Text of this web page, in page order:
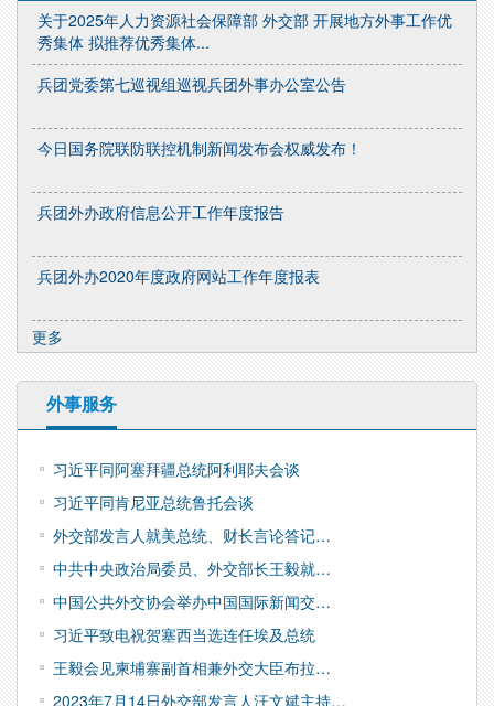
关于2025年人力资源社会保障部 外交部 开展地方外事工作优
秀集体 拟推荐优秀集体...
兵团党委第七巡视组巡视兵团外事办公室公告
今日国务院联防联控机制新闻发布会权威发布！
兵团外办政府信息公开工作年度报告
兵团外办2020年度政府网站工作年度报表
更多
外事服务
习近平同阿塞拜疆总统阿利耶夫会谈
习近平同肯尼亚总统鲁托会谈
外交部发言人就美总统、财长言论答记…
中共中央政治局委员、外交部长王毅就…
中国公共外交协会举办中国国际新闻交…
习近平致电祝贺塞西当选连任埃及总统
王毅会见柬埔寨副首相兼外交大臣布拉…
2023年7月14日外交部发言人汪文斌主持…